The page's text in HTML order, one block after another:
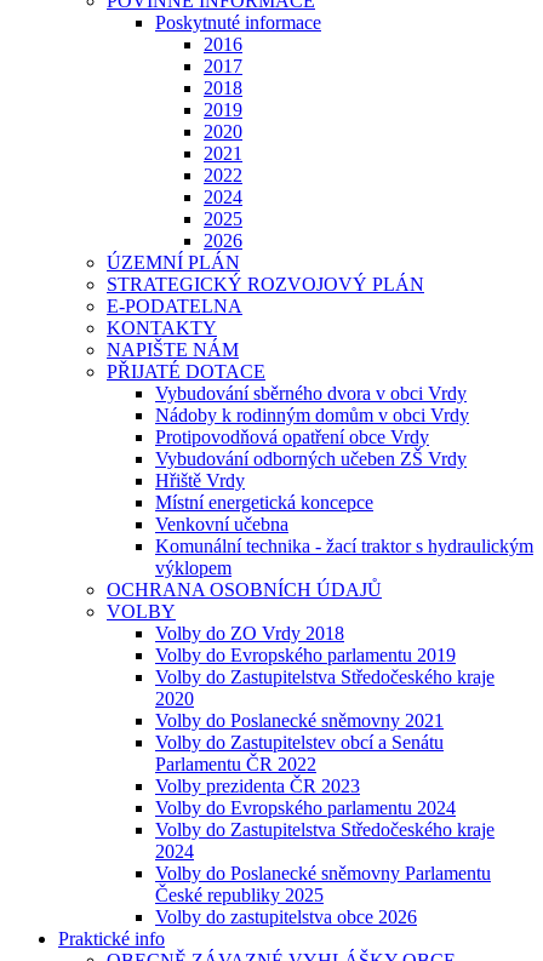
Poskytnuté informace
2016
2017
2018
2019
2020
2021
2022
2024
2025
2026
ÚZEMNÍ PLÁN
STRATEGICKÝ ROZVOJOVÝ PLÁN
E-PODATELNA
KONTAKTY
NAPIŠTE NÁM
PŘIJATÉ DOTACE
Vybudování sběrného dvora v obci Vrdy
Nádoby k rodinným domům v obci Vrdy
Protipovodňová opatření obce Vrdy
Vybudování odborných učeben ZŠ Vrdy
Hřiště Vrdy
Místní energetická koncepce
Venkovní učebna
Komunální technika - žací traktor s hydraulickým
výklopem
OCHRANA OSOBNÍCH ÚDAJŮ
VOLBY
Volby do ZO Vrdy 2018
Volby do Evropského parlamentu 2019
Volby do Zastupitelstva Středočeského kraje
2020
Volby do Poslanecké sněmovny 2021
Volby do Zastupitelstev obcí a Senátu
Parlamentu ČR 2022
Volby prezidenta ČR 2023
Volby do Evropského parlamentu 2024
Volby do Zastupitelstva Středočeského kraje
2024
Volby do Poslanecké sněmovny Parlamentu
České republiky 2025
Volby do zastupitelstva obce 2026
Praktické info